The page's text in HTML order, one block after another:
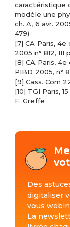
caractéristique
modèle une
ch. A, 6 avr.
479)
[7] CA Paris, 4e
2005 n° 812, III
[8] CA Paris,
PIBD 2005, n°
[9] Cass. Com
[10] TGI Paris,
F. Greffe
Des
digitaliser
vous
La